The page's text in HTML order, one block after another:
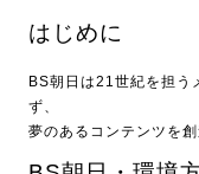
はじめに
BS朝日は21世紀を担う
ず、
夢のあるコンテンツを